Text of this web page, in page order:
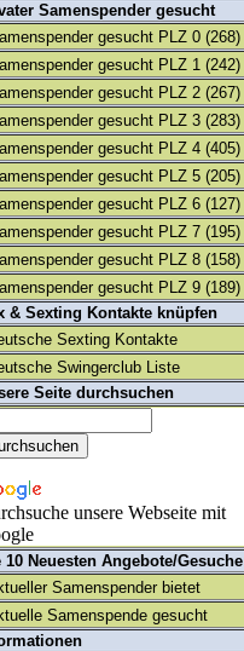
Samenspender gesucht
gesucht PLZ 0 (268)
gesucht PLZ 1 (242)
gesucht PLZ 2 (267)
gesucht PLZ 3 (283)
gesucht PLZ 4 (405)
gesucht PLZ 5 (205)
gesucht PLZ 6 (127)
gesucht PLZ 7 (195)
gesucht PLZ 8 (158)
gesucht PLZ 9 (189)
& Sexting Kontakte knüpfen
Sexting Kontakte
Swingerclub Liste
Seite durchsuchen
unsere Webseite mit
10 Neuesten Angebote/Gesuche
Samenspender bietet
Samenspende gesucht